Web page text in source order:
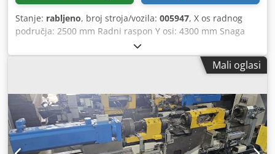
Stanje: rabljeno, broj stroja/vozila: 005947, X os radnog
područja: 2500 mm Radni raspon Y osi: 4300 mm Snaga
glavnog vretena: 12 KW Ne. kontrolirane osi: 4 osi Broj
utora za alat: 28 Djdoy Nkpuopfx Ackock
Mali oglasi